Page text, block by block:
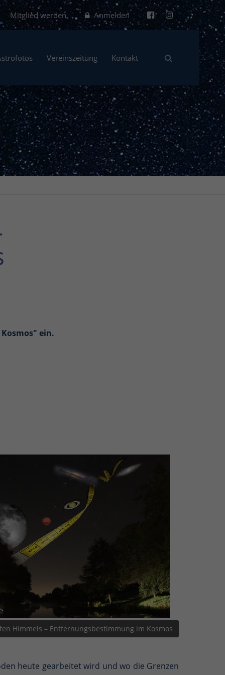
Anmelden
Mitglied werden
Vereinszeitung Kontakt
ein.
Himmels – Entfernungsbestimmung im Kosmos
heute gearbeitet wird und wo die Grenzen